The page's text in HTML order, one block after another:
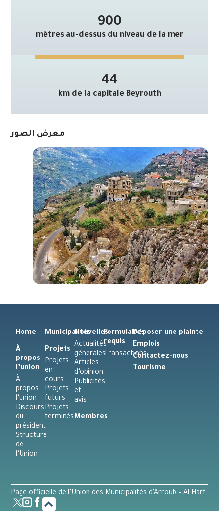
900
mètres au-dessus du niveau de la mer
44
km de la capitale Beyrouth
معرض الصور
Home
À
propos
l’union
À
propos
l’union
Discours
du
président
Structure
de
l’Union
Municipalités
Projets
Projets
en
cours
Projets
futurs
Projets
terminés
Nouvelles
Actualités
générales
Articles
d’opinion
Publicités
et
avis
Membres
Formulaires
requis
Transactions
Déposer une plainte
Emplois
Contactez-nous
Tourisme
Page officielle de l’Union des Municipalités d’Arroub – Al-Harf